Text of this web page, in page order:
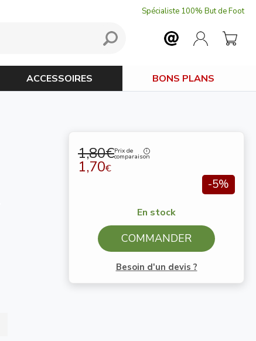
Spécialiste 100% But de Foot
ACCESSOIRES BONS PLANS
1,80€Prix de
comparaison
1,70€
-5%
En stock
COMMANDER
Besoin d'un devis ?